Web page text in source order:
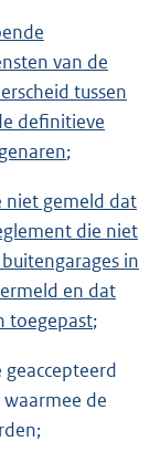
van de
tussen
definitieve
;
gemeld dat
die niet
in
en dat
toegepast;
de